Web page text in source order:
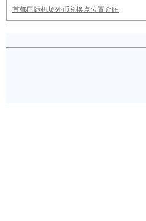
首都国际机场外币兑换点位置介绍